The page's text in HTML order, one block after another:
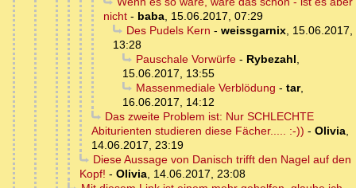
nicht - baba, 15.06.2017, 07:29
Des Pudels Kern - weissgarnix, 15.06.2017,
13:28
Pauschale Vorwürfe- Rybezahl,
15.06.2017, 13:55
Massenmediale Verblödung - tar,
16.06.2017, 14:12
Das zweite Problem ist: Nur SCHLECHTE
Abiturienten studieren diese Fächer..... :-)) - Olivia,
14.06.2017, 23:19
Diese Aussage von Danisch trifft den Nagel auf den
Kopf! - Olivia, 14.06.2017, 23:08